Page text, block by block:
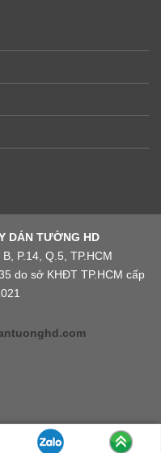
DÁN TƯỜNG HD
P.14, Q.5, TP.HCM
do sở KHĐT TP.HCM cấp